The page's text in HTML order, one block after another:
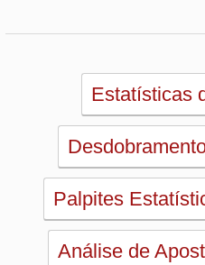
Conferidor de
Sorteios
PRINCIPAL